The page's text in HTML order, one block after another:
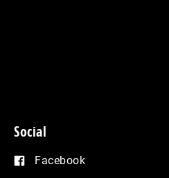
Social
Facebook